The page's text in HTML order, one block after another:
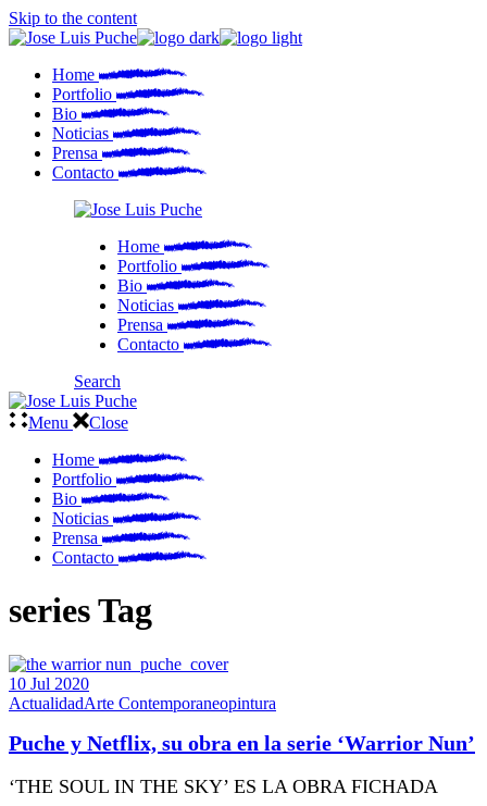
Skip to the content
Home
Portfolio
Bio
Noticias
Prensa
Contacto
Home
Portfolio
Bio
Noticias
Prensa
Contacto
Search
Menu
Close
Home
Portfolio
Bio
Noticias
Prensa
Contacto
series Tag
10 Jul 2020
ActualidadArte Contemporaneopintura
Puche y Netflix, su obra en la serie ‘Warrior Nun’
‘THE SOUL IN THE SKY’ ES LA OBRA FICHADA